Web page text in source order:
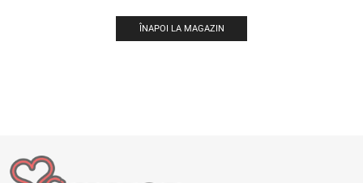
ÎNAPOI LA MAGAZIN